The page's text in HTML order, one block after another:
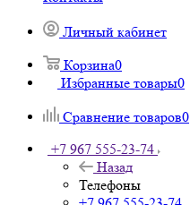
Личный кабинет
Корзина0
Избранные товары0
Сравнение товаров0
+7 967 555-23-74
Назад
Телефоны